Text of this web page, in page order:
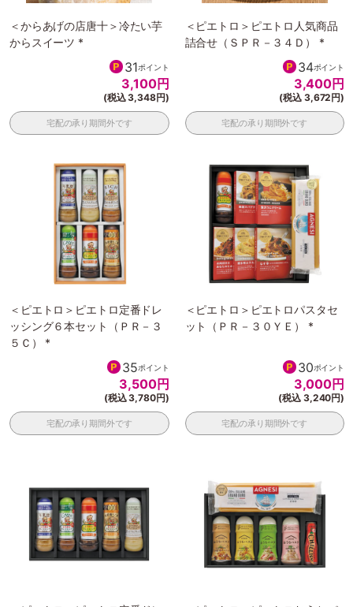
＜からあげの店唐十＞冷たい芋
からスイーツ *
31ポイント
3,100円
(税込 3,348円)
宅配の承り期間外です
＜ピエトロ＞ピエトロ人気商品
詰合せ（ＳＰＲ－３４Ｄ） *
34ポイント
3,400円
(税込 3,672円)
宅配の承り期間外です
＜ピエトロ＞ピエトロ定番ドレ
ッシング６本セット（ＰＲ－３
５Ｃ） *
35ポイント
3,500円
(税込 3,780円)
宅配の承り期間外です
＜ピエトロ＞ピエトロパスタセ
ット（ＰＲ－３０ＹＥ） *
30ポイント
3,000円
(税込 3,240円)
宅配の承り期間外です